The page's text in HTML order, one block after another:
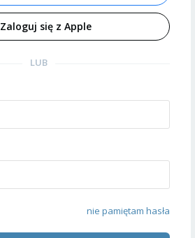
Zaloguj się z Apple
LUB
nie pamiętam hasła